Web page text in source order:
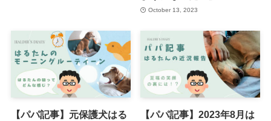
October 13, 2023
【パパ記事】元保護犬はる
【パパ記事】2023年8月は